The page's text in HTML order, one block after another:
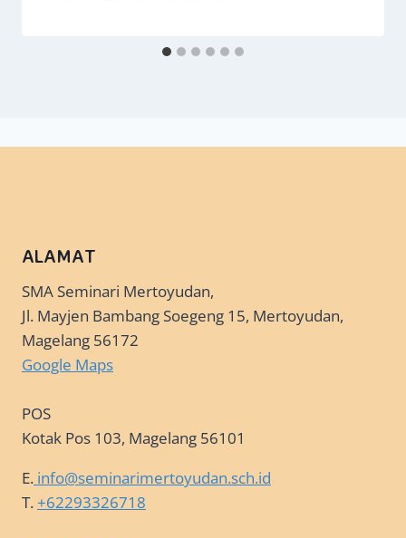
ALAMAT
SMA Seminari Mertoyudan,
Jl. Mayjen Bambang Soegeng 15, Mertoyudan,
Magelang 56172
Google Maps
POS
Kotak Pos 103, Magelang 56101
E. info@seminarimertoyudan.sch.id
T.+62293326718